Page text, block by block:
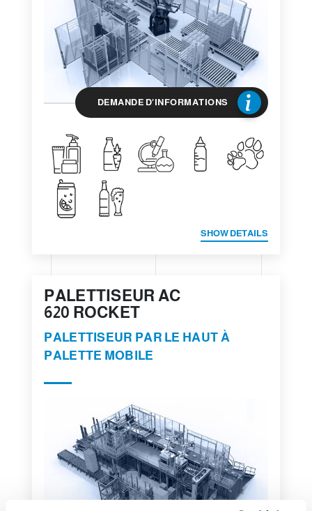
DEMANDE D'INFORMATIONS
SHOW DETAILS
PALETTISEUR AC
620 ROCKET
PALETTISEUR PAR LE HAUT À
PALETTE MOBILE